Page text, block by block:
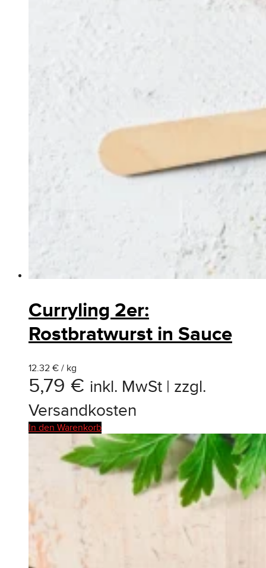
Curryling 2er:
Rostbratwurst in Sauce
12.32 € / kg
5,79 € inkl. MwSt | zzgl.
Versandkosten
In den Warenkorb